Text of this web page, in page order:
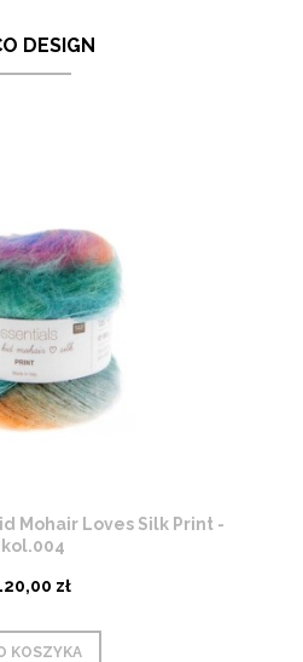
DESIGN
Mohair Loves Silk Print -
kol.004
zł
KOSZYKA